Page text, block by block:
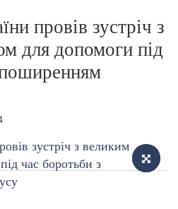
провів зустріч з
для допомоги під